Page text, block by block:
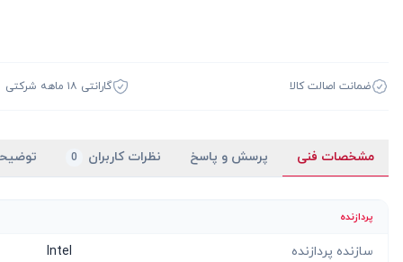
ضمانت اصالت کالا گارانتی ۱۸ ماهه شرکتی
مشخصات فنی پرسش و پاسخ نظرات کاربران 0
پردازنده
سازنده پردازنده Intel